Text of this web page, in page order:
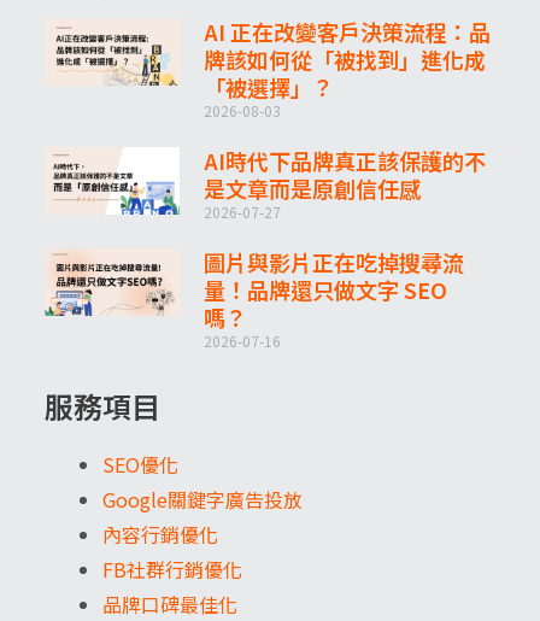
服務項目
SEO優化
Google關鍵字廣告投放
內容行銷優化
FB社群行銷優化
品牌口碑最佳化
AI 正在改變客戶決策流程：品
牌該如何從「被找到」進化成
「被選擇」？
2026-08-03
AI時代下品牌真正該保護的不
是文章而是原創信任感
2026-07-27
圖片與影片正在吃掉搜尋流
量！品牌還只做文字 SEO
嗎？
2026-07-16